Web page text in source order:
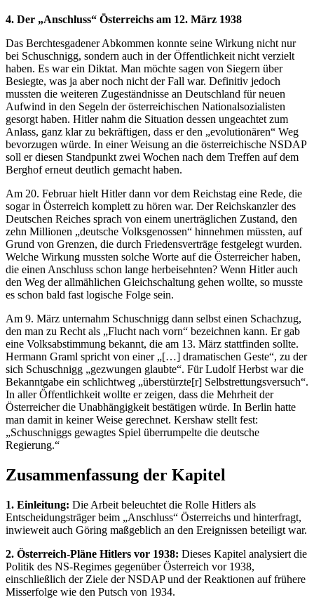
4. Der „Anschluss“ Österreichs am 12. März 1938
Das Berchtesgadener Abkommen konnte seine Wirkung nicht nur
bei Schuschnigg, sondern auch in der Öffentlichkeit nicht verzielt
haben. Es war ein Diktat. Man möchte sagen von Siegern über
Besiegte, was ja aber noch nicht der Fall war. Definitiv jedoch
mussten die weiteren Zugeständnisse an Deutschland für neuen
Aufwind in den Segeln der österreichischen Nationalsozialisten
gesorgt haben. Hitler nahm die Situation dessen ungeachtet zum
Anlass, ganz klar zu bekräftigen, dass er den „evolutionären“ Weg
bevorzugen würde. In einer Weisung an die österreichische NSDAP
soll er diesen Standpunkt zwei Wochen nach dem Treffen auf dem
Berghof erneut deutlich gemacht haben.
Am 20. Februar hielt Hitler dann vor dem Reichstag eine Rede, die
sogar in Österreich komplett zu hören war. Der Reichskanzler des
Deutschen Reiches sprach von einem unerträglichen Zustand, den
zehn Millionen „deutsche Volksgenossen“ hinnehmen müssten, auf
Grund von Grenzen, die durch Friedensverträge festgelegt wurden.
Welche Wirkung mussten solche Worte auf die Österreicher haben,
die einen Anschluss schon lange herbeisehnten? Wenn Hitler auch
den Weg der allmählichen Gleichschaltung gehen wollte, so musste
es schon bald fast logische Folge sein.
Am 9. März unternahm Schuschnigg dann selbst einen Schachzug,
den man zu Recht als „Flucht nach vorn“ bezeichnen kann. Er gab
eine Volksabstimmung bekannt, die am 13. März stattfinden sollte.
Hermann Graml spricht von einer „[…] dramatischen Geste“, zu der
sich Schuschnigg „gezwungen glaubte“. Für Ludolf Herbst war die
Bekanntgabe ein schlichtweg „überstürzte[r] Selbstrettungsversuch“.
In aller Öffentlichkeit wollte er zeigen, dass die Mehrheit der
Österreicher die Unabhängigkeit bestätigen würde. In Berlin hatte
man damit in keiner Weise gerechnet. Kershaw stellt fest:
„Schuschniggs gewagtes Spiel überrumpelte die deutsche
Regierung.“
Zusammenfassung der Kapitel
1. Einleitung: Die Arbeit beleuchtet die Rolle Hitlers als
Entscheidungsträger beim „Anschluss“ Österreichs und hinterfragt,
inwieweit auch Göring maßgeblich an den Ereignissen beteiligt war.
2. Österreich-Pläne Hitlers vor 1938: Dieses Kapitel analysiert die
Politik des NS-Regimes gegenüber Österreich vor 1938,
einschließlich der Ziele der NSDAP und der Reaktionen auf frühere
Misserfolge wie den Putsch von 1934.